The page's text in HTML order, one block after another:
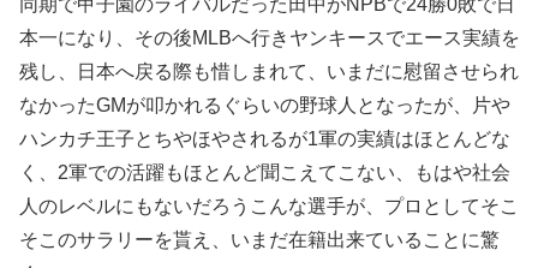
本一になり、その後MLBへ行きヤンキースでエース実績を
残し、日本へ戻る際も惜しまれて、いまだに慰留させられ
なかったGMが叩かれるぐらいの野球人となったが、片や
ハンカチ王子とちやほやされるが1軍の実績はほとんどな
く、2軍での活躍もほとんど聞こえてこない、もはや社会
人のレベルにもないだろうこんな選手が、プロとしてそこ
そこのサラリーを貰え、いまだ在籍出来ていることに驚